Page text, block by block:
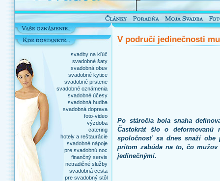
svadby na kľúč
svadobné šaty
svadobná obuv
svadobné kytice
svadobné prstene
svadobné oznámenia
svadobné účesy
svadobná hudba
svadobná doprava
foto-video
výzdoba
catering
hotely a reštaurácie
svadobné nápoje
pre svadobnú noc
finančný servis
netradičné služby
svadobná cesta
pre svadobný stôl
V područí jedinečnosti
Po stáročia bola snaha
Častokrát šlo o deformovanú
spoločnosť sa dnes snaží obe
pritom zabúda na to, čo
jedinečnými.